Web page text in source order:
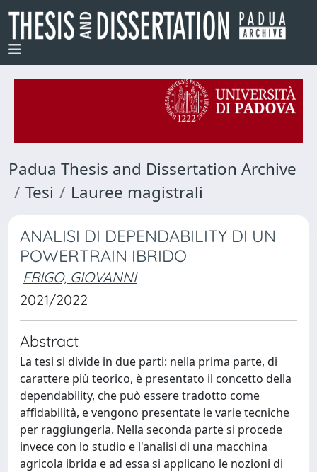
Padua Thesis and Dissertation Archive
Tesi
Lauree magistrali
ANALISI DI DEPENDABILITY DI UN
POWERTRAIN IBRIDO
FRIGO, GIOVANNI
2021/2022
Abstract
La tesi si divide in due parti: nella prima parte, di
carattere più teorico, è presentato il concetto della
dependability, che può essere tradotto come
affidabilità, e vengono presentate le varie tecniche
per raggiungerla. Nella seconda parte si procede
invece con lo studio e l'analisi di una macchina
agricola ibrida e ad essa si applicano le nozioni di